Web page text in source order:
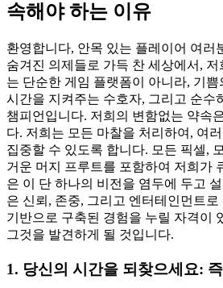
속해야 하는 이유
환영합니다, 안목 있는 플레이어 여러
숨겨진 의제들로 가득 찬 세상에서, 저
는 단순한 게임 플랫폼이 아니라, 기
시간을 지켜주는 수호자, 그리고 순수
챔피언입니다. 저희의 변함없는 약속
다. 저희는 모든 마찰을 처리하여, 여
집중할 수 있도록 합니다. 모든 픽셀,
거운 머지 프루트를 포함하여 저희가
은 이 단 하나의 비전을 염두에 두고
은 신뢰, 존중, 그리고 엔터테인먼트
기반으로 구축된 경험을 누릴 자격이
그것을 발견하게 될 것입니다.
1. 당신의 시간을 되찾으세요: